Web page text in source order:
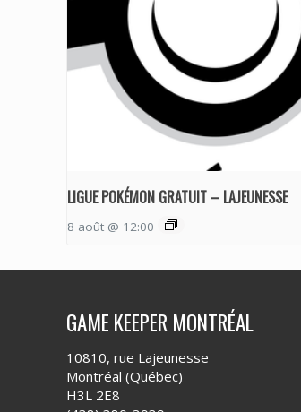
LIGUE POKÉMON GRATUIT – LAJEUNESSE
8 août @ 12:00
GAME KEEPER MONTRÉAL
10810, rue Lajeunesse
Montréal (Québec)
H3L 2E8